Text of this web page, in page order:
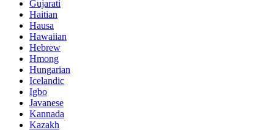
Gujarati
Haitian
Hausa
Hawaiian
Hebrew
Hmong
Hungarian
Icelandic
Igbo
Javanese
Kannada
Kazakh